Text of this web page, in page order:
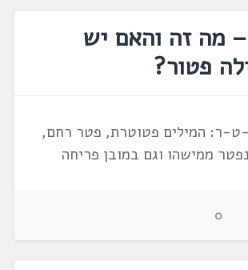
מה זה והאם יש
פטור?
ר: המילים פטוטרת, פטר רחם,
ממישהו וגם במובן פריחה
0